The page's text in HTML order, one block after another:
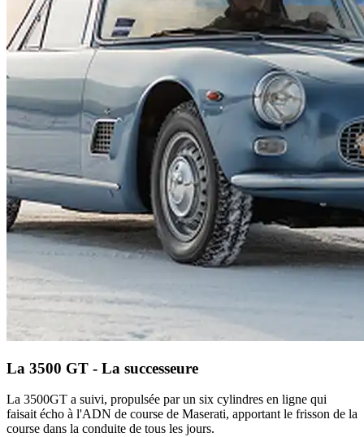
La 3500 GT - La successeure
La 3500GT a suivi, propulsée par un six cylindres en ligne qui
faisait écho à l'ADN de course de Maserati, apportant le frisson de la
course dans la conduite de tous les jours.